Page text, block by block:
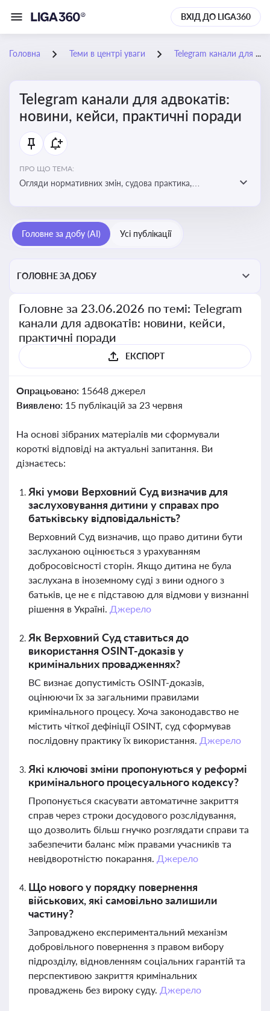
ВХІД ДО LIGA360
Головна Теми в центрі уваги Telegram канали для адвокатів: новини, кейси, практичні поради
Telegram канали для адвокатів:
новини, кейси, практичні поради
ПРО ЩО ТЕМА:
Огляди нормативних змін, судова практика,
адвокатів
Головне за добу (AI) Усі публікації
ГОЛОВНЕ ЗА ДОБУ
Головне за 23.06.2026 по темі: Telegram
канали для адвокатів: новини, кейси,
практичні поради
ЕКСПОРТ
Опрацьовано: 15648 джерел
Виявлено: 15 публікацій за 23 червня
На основі зібраних матеріалів ми сформували
короткі відповіді на актуальні запитання. Ви
дізнаєтесь:
Які умови Верховний Суд визначив для
заслуховування дитини у справах про
батьківську відповідальність?
Верховний Суд визначив, що право дитини бути
заслуханою оцінюється з урахуванням
добросовісності сторін. Якщо дитина не була
заслухана в іноземному суді з вини одного з
батьків, це не є підставою для відмови у визнанні
рішення в Україні. Джерело
Як Верховний Суд ставиться до
використання OSINT-доказів у
кримінальних провадженнях?
ВС визнає допустимість OSINT-доказів,
оцінюючи їх за загальними правилами
кримінального процесу. Хоча законодавство не
містить чіткої дефініції OSINT, суд сформував
послідовну практику їх використання. Джерело
Які ключові зміни пропонуються у реформі
кримінального процесуального кодексу?
Пропонується скасувати автоматичне закриття
справ через строки досудового розслідування,
що дозволить більш гнучко розглядати справи та
забезпечити баланс між правами учасників та
невідворотністю покарання. Джерело
Що нового у порядку повернення
військових, які самовільно залишили
частину?
Запроваджено експериментальний механізм
добровільного повернення з правом вибору
підрозділу, відновленням соціальних гарантій та
перспективою закриття кримінальних
проваджень без вироку суду. Джерело